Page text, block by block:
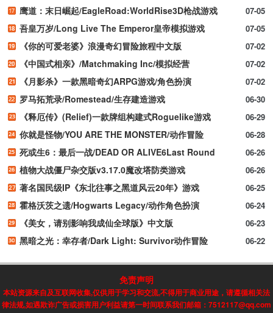
07-05
鹰道：末日崛起/EagleRoad:WorldRise3D枪战游戏
07-05
吾皇万岁/Long Live The Emperor皇帝模拟游戏
07-02
《你的可爱老婆》浪漫奇幻冒险旅程中文版
07-02
《中国式相亲》/Matchmaking Inc/模拟经营
07-02
《月影杀》一款黑暗奇幻ARPG游戏/角色扮演
06-30
罗马拓荒录/Romestead/生存建造游戏
06-29
《释厄传》(Relief)一款牌组构建式Roguelike游戏
06-28
你就是怪物/YOU ARE THE MONSTER/动作冒险
06-26
死或生6：最后一战/DEAD OR ALIVE6Last Round
06-26
植物大战僵尸杂交版v3.17.0魔改塔防类游戏
06-25
著名国民级IP《东北往事之黑道风云20年》游戏
06-24
霍格沃茨之遗/Hogwarts Legacy/动作角色扮演
06-23
《美女，请别影响我成仙全球版》中文版
06-22
黑暗之光：幸存者/Dark Light: Survivor动作冒险
免责声明
本站资源来自及互联网收集,仅供用于学习和交流,不得用于商业用途，请遵循相关法
律法规,如遇欺诈广告或损害用户利益请第一时间联系我们邮箱：7512117@qq.com